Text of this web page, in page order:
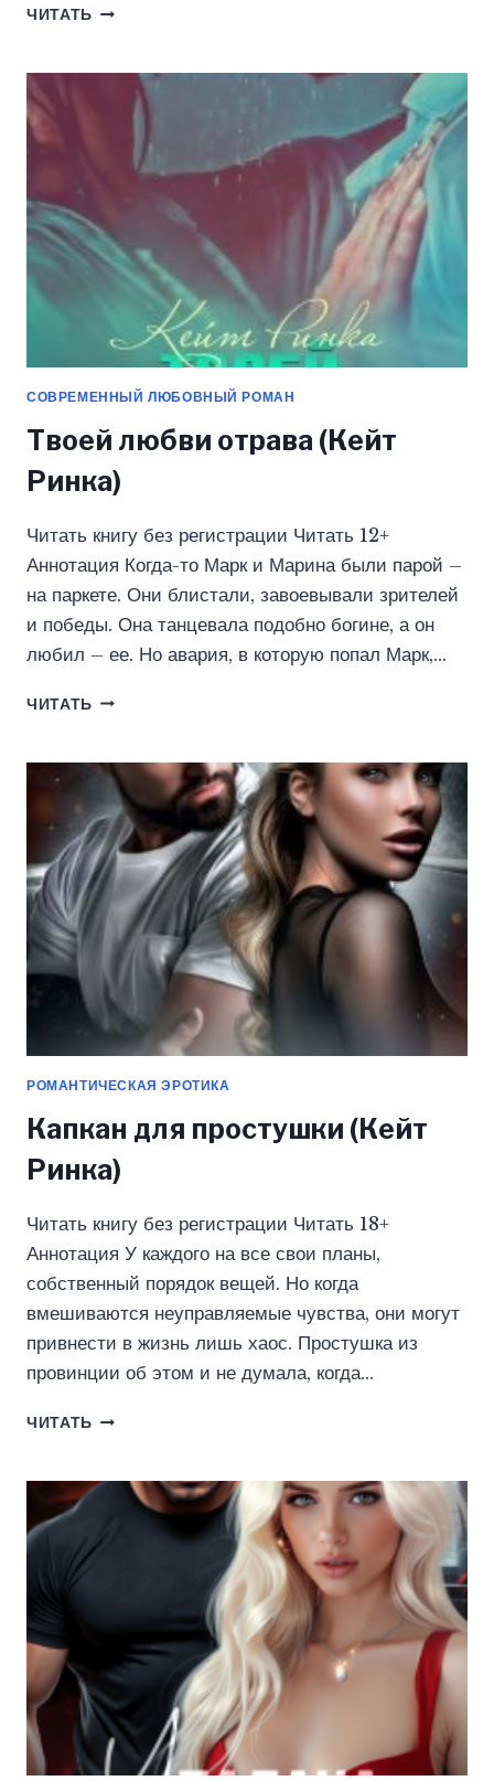
ЧИТАТЬ ХОЧЕШЬ,
(КЕЙТ
РИНКА)
СОВРЕМЕННЫЙ ЛЮБОВНЫЙ РОМАН
Твоей любви отрава (Кейт
Ринка)
Читать книгу без регистрации Читать 12+
Аннотация Когда-то Марк и Марина были парой –
на паркете. Они блистали, завоевывали зрителей
и победы. Она танцевала подобно богине, а он
любил – ее. Но авария, в которую попал Марк,…
ЧИТАТЬ ТВОЕЙ
(КЕЙТ
РИНКА)
РОМАНТИЧЕСКАЯ ЭРОТИКА
Капкан для простушки (Кейт
Ринка)
Читать книгу без регистрации Читать 18+
Аннотация У каждого на все свои планы,
собственный порядок вещей. Но когда
вмешиваются неуправляемые чувства, они могут
привнести в жизнь лишь хаос. Простушка из
провинции об этом и не думала, когда…
ЧИТАТЬ КАПКАН
(КЕЙТ
РИНКА)